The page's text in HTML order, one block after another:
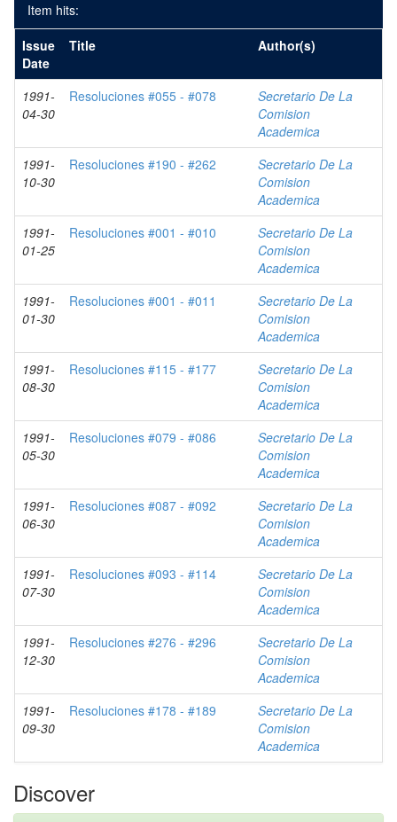
Item hits:
Issue
Date
Title Author(s)
1991-
04-30
Resoluciones #055 - #078
Secretario De La
Comision
Academica
1991-
10-30
Resoluciones #190 - #262
Secretario De La
Comision
Academica
1991-
01-25
Resoluciones #001 - #010
Secretario De La
Comision
Academica
1991-
01-30
Resoluciones #001 - #011
Secretario De La
Comision
Academica
1991-
08-30
Resoluciones #115 - #177
Secretario De La
Comision
Academica
1991-
05-30
Resoluciones #079 - #086
Secretario De La
Comision
Academica
1991-
06-30
Resoluciones #087 - #092
Secretario De La
Comision
Academica
1991-
07-30
Resoluciones #093 - #114
Secretario De La
Comision
Academica
1991-
12-30
Resoluciones #276 - #296
Secretario De La
Comision
Academica
1991-
09-30
Resoluciones #178 - #189
Secretario De La
Comision
Academica
Discover